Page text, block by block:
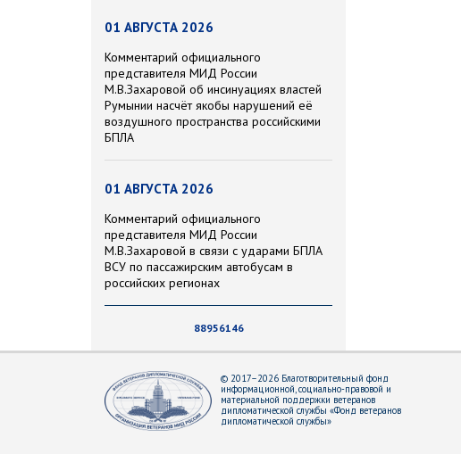
01 АВГУСТА 2026
Комментарий официального
представителя МИД России
М.В.Захаровой об инсинуациях властей
Румынии насчёт якобы нарушений её
воздушного пространства российскими
БПЛА
01 АВГУСТА 2026
Комментарий официального
представителя МИД России
М.В.Захаровой в связи с ударами БПЛА
ВСУ по пассажирским автобусам в
российских регионах
88956146
© 2017–2026 Благотворительный фонд
информационной, социально-правовой и
материальной поддержки ветеранов
дипломатической службы «Фонд ветеранов
дипломатической службы»